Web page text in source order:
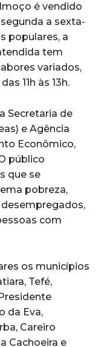
é vendido
a sexta-
populares, a
tem
variados,
11h às 13h.
Secretaria de
e Agência
Econômico,
público
que se
pobreza,
com
os municípios
Tefé,
da Eva,
Careiro
Cachoeira e